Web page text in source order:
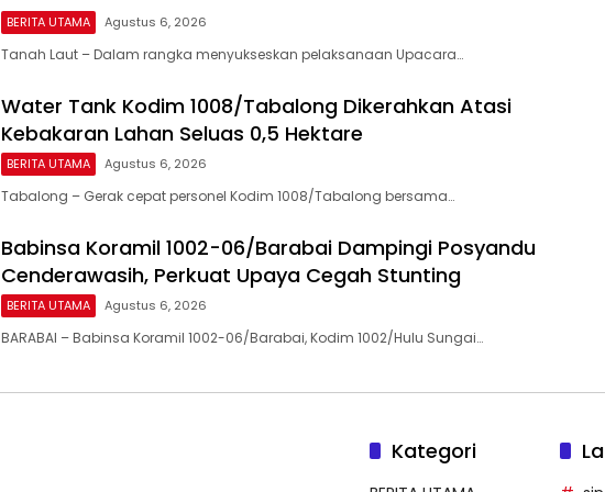
BERITA UTAMA Agustus 6, 2026
Tanah Laut – Dalam rangka menyukseskan pelaksanaan Upacara…
Water Tank Kodim 1008/Tabalong Dikerahkan Atasi
Kebakaran Lahan Seluas 0,5 Hektare
BERITA UTAMA Agustus 6, 2026
Tabalong – Gerak cepat personel Kodim 1008/Tabalong bersama…
Babinsa Koramil 1002-06/Barabai Dampingi Posyandu
Cenderawasih, Perkuat Upaya Cegah Stunting
BERITA UTAMA Agustus 6, 2026
BARABAI – Babinsa Koramil 1002-06/Barabai, Kodim 1002/Hulu Sungai…
Kategori